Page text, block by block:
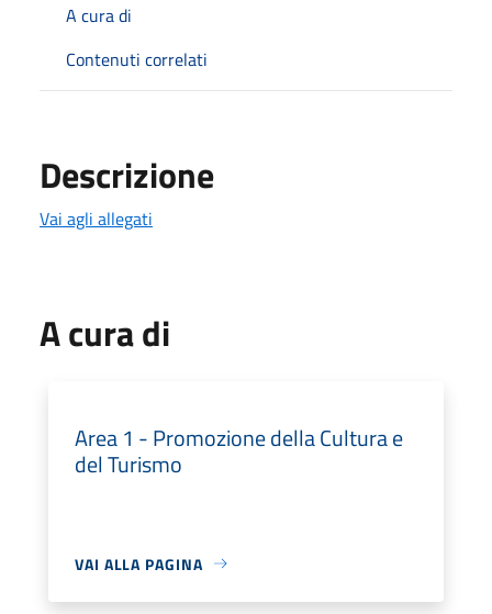
A cura di
Contenuti correlati
Descrizione
Vai agli allegati
A cura di
Area 1 - Promozione della Cultura e
del Turismo
VAI ALLA PAGINA